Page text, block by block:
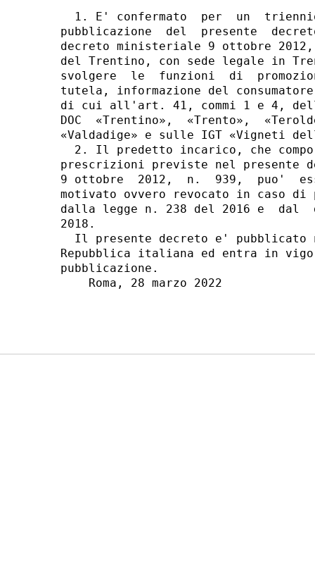
1. E' confermato  per  un
pubblicazione  del  presente
decreto ministeriale 9 ottobre
del Trentino, con sede legale in
svolgere  le  funzioni  di
tutela, informazione del
di cui all'art. 41, commi 1 e 4,
DOC  «Trentino»,  «Trento»,
«Valdadige» e sulle IGT «Vigneti
2. Il predetto incarico, che
prescrizioni previste nel presente
9 ottobre  2012,  n.  939,  puo'
motivato ovvero revocato in
dalla legge n. 238 del 2016 e
2018.
Il presente decreto e' pubblicato
Repubblica italiana ed entra in
pubblicazione.
    Roma, 28 marzo 2022